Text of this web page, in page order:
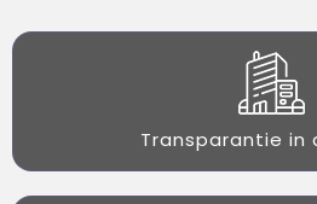
Transparantie in